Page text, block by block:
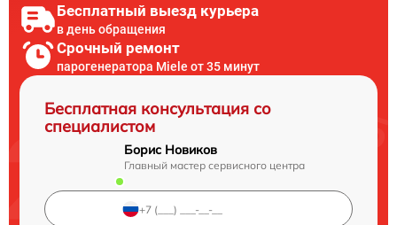
Бесплатный выезд курьера
в день обращения
Срочный ремонт
парогенератора Miele от 35 минут
Бесплатная консультация со
специалистом
Борис Новиков
Главный мастер сервисного центра